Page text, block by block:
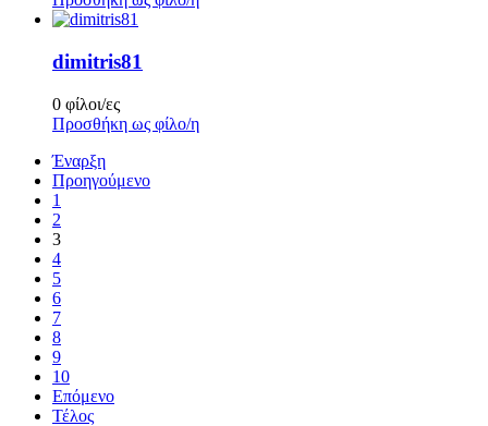
dimitris81
0 φίλοι/ες
Προσθήκη ως φίλο/η
Έναρξη
Προηγούμενο
1
2
3
4
5
6
7
8
9
10
Επόμενο
Τέλος